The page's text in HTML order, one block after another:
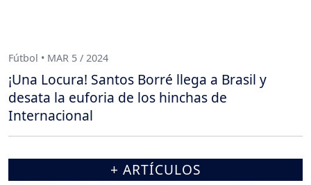
Fútbol • MAR 5 / 2024
¡Una Locura! Santos Borré llega a Brasil y
desata la euforia de los hinchas de
Internacional
+ ARTÍCULOS